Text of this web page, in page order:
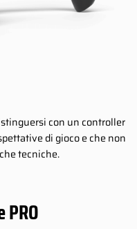
con un controller
di gioco e che non
tecniche.